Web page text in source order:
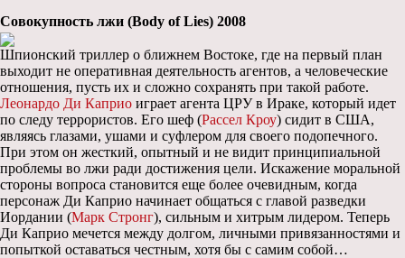
Совокупность лжи (Body of Lies) 2008
Шпионский триллер о ближнем Востоке, где на первый план
выходит не оперативная деятельность агентов, а человеческие
отношения, пусть их и сложно сохранять при такой работе.
Леонардо Ди Каприо играет агента ЦРУ в Ираке, который идет
по следу террористов. Его шеф (Рассел Кроу) сидит в США,
являясь глазами, ушами и суфлером для своего подопечного.
При этом он жесткий, опытный и не видит принципиальной
проблемы во лжи ради достижения цели. Искажение моральной
стороны вопроса становится еще более очевидным, когда
персонаж Ди Каприо начинает общаться с главой разведки
Иордании (Марк Стронг), сильным и хитрым лидером. Теперь
Ди Каприо мечется между долгом, личными привязанностями и
попыткой оставаться честным, хотя бы с самим собой…